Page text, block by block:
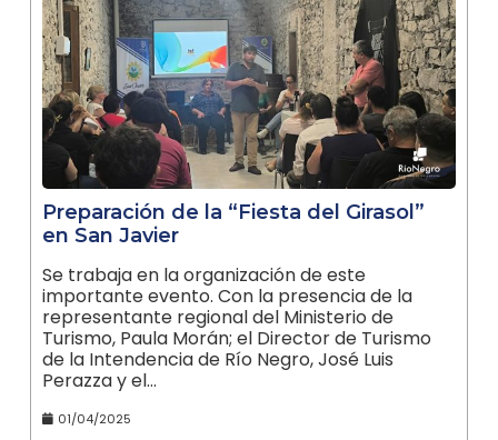
Preparación de la “Fiesta del Girasol”
en San Javier
Se trabaja en la organización de este
importante evento. Con la presencia de la
representante regional del Ministerio de
Turismo, Paula Morán; el Director de Turismo
de la Intendencia de Río Negro, José Luis
Perazza y el…
01/04/2025